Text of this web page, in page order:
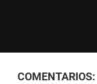
COMENTARIOS: